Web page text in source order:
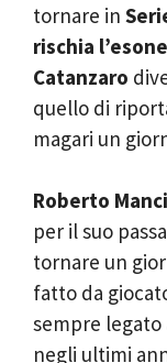
tornare in
rischia
Catanzaro
quello di
magari un
Roberto
per il suo
tornare un
fatto da
sempre legato
negli ultimi